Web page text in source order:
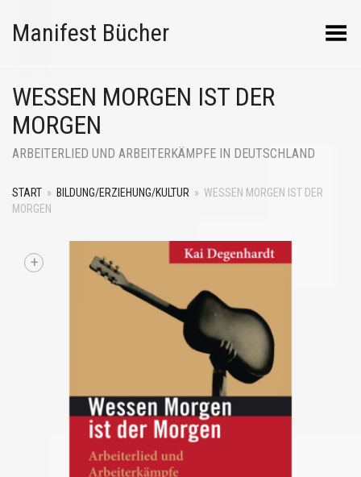
Manifest Bücher Menü umschalten
WESSEN MORGEN IST DER
MORGEN
ARBEITERLIED UND ARBEITERKÄMPFE IN DEUTSCHLAND
START » BILDUNG/ERZIEHUNG/KULTUR » WESSEN MORGEN IST DER
MORGEN
+